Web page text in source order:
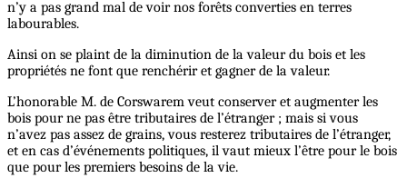
n’y a pas grand mal de voir nos forêts converties en terres
labourables.
Ainsi on se plaint de la diminution de la valeur du bois et les
propriétés ne font que renchérir et gagner de la valeur.
L’honorable M. de Corswarem veut conserver et augmenter les
bois pour ne pas être tributaires de l’étranger ; mais si vous
n’avez pas assez de grains, vous resterez tributaires de l’étranger,
et en cas d’événements politiques, il vaut mieux l’être pour le bois
que pour les premiers besoins de la vie.